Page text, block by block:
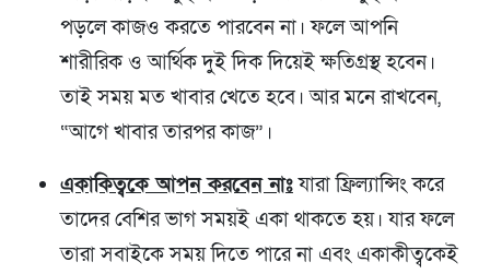
পড়লে কাজও করতে পারবেন না। ফলে আপনি
শারীরিক ও আর্থিক দুই দিক দিয়েই ক্ষতিগ্রস্থ হবেন।
তাই সময় মত খাবার খেতে হবে। আর মনে রাখবেন,
“আগে খাবার তারপর কাজ”।
একাকিত্বকে আপন করবেন নাঃযারা ফ্রিল্যান্সিং করে
তাদের বেশির ভাগ সময়ই একা থাকতে হয়। যার ফলে
তারা সবাইকে সময় দিতে পারে না এবং একাকীত্বকেই